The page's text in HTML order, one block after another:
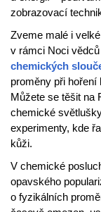
zobrazovací
Zveme malé i
v rámci Noci
chemických
proměny při
Můžete se těšit na
chemické
experimenty, kde
kůži.
V chemické
opavského
o fyzikálních